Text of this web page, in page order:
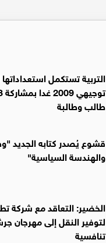
التربية تستكمل
طالب وطالبة
قشوع يُصدر كتابه الجديد
والهندسة السياسية"
الخضير: التعاقد مع شركة
لتوفير النقل إلى مهرجان
تنافسية